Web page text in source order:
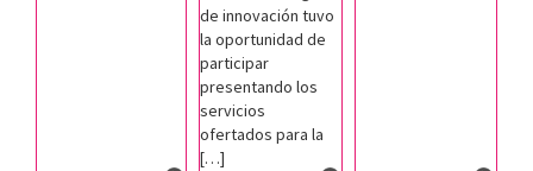
de innovación tuvo
la oportunidad de
participar
presentando los
servicios
ofertados para la
[…]